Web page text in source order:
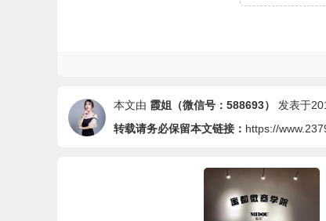
本文由 霞姐（微信号：588693）
发表于
转载请务必保留本文链接： https://